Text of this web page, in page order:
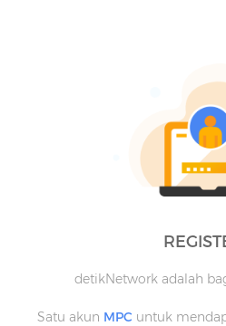
detikNetwork adalah
Satu akun MPC untuk